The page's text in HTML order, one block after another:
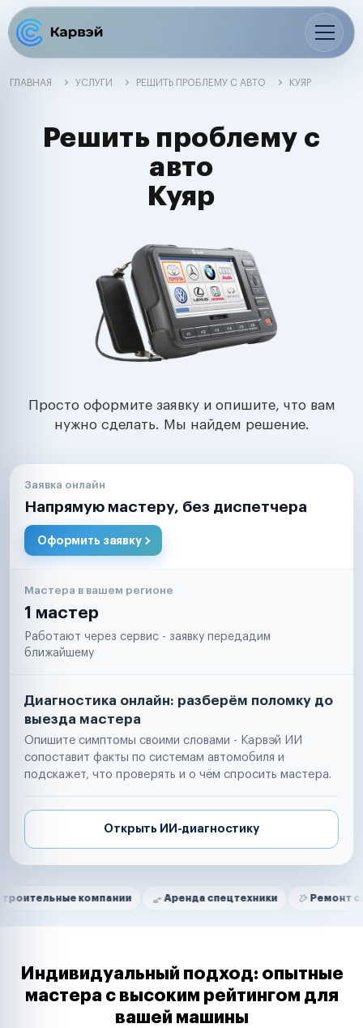
ГЛАВНАЯ УСЛУГИ РЕШИТЬ ПРОБЛЕМУ С АВТО КУЯР
Решить проблему с
авто
Куяр
Просто оформите заявку и опишите, что вам
нужно сделать. Мы найдем решение.
Заявка онлайн
Напрямую мастеру, без диспетчера
Оформить заявку
Мастера в вашем регионе
1 мастер
Работают через сервис - заявку передадим
ближайшему
Диагностика онлайн: разберём поломку до
выезда мастера
Опишите симптомы своими словами - Карвэй ИИ
сопоставит факты по системам автомобиля и
подскажет, что проверять и о чём спросить мастера.
Открыть ИИ-диагностику
Нам доверяют
компании Аренда спецтехники Ремонт
Маркетплейсы
Таксопарки
Автодилеры
Индивидуальный подход: опытные
мастера с высоким рейтингом для
вашей машины